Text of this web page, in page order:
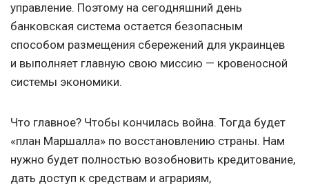
управление. Поэтому на сегодняшний день
банковская система остается безопасным
способом размещения сбережений для украинцев
и выполняет главную свою миссию — кровеносной
системы экономики.
Что главное? Чтобы кончилась война. Тогда будет
«план Маршалла» по восстановлению страны. Нам
нужно будет полностью возобновить кредитование,
дать доступ к средствам и аграриям,